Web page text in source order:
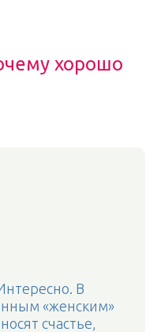
хорошо
В
«женским»
счастье,